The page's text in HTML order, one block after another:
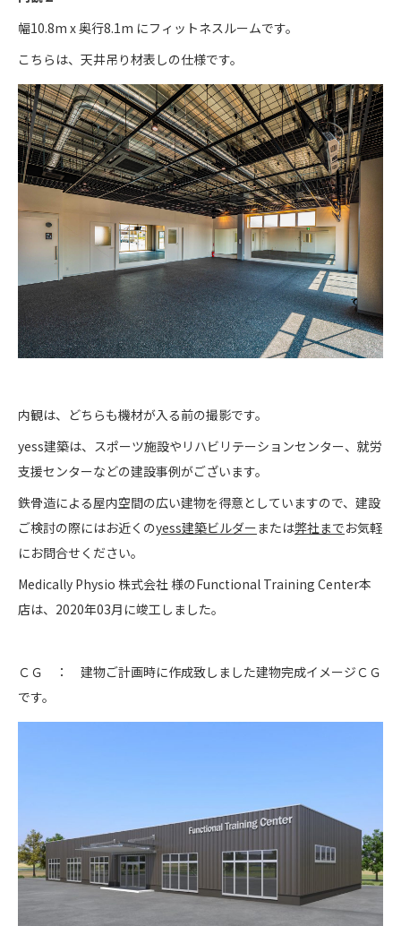
幅10.8m x 奥行8.1m にフィットネスルームです。
こちらは、天井吊り材表しの仕様です。
内観は、どちらも機材が入る前の撮影です。
yess建築は、スポーツ施設やリハビリテーションセンター、就労
支援センターなどの建設事例がございます。
鉄骨造による屋内空間の広い建物を得意としていますので、建設
ご検討の際にはお近くのyess建築ビルダーまたは弊社までお気軽
にお問合せください。
Medically Physio 株式会社 様のFunctional Training Center本
店は、2020年03月に竣工しました。
ＣＧ ： 建物ご計画時に作成致しました建物完成イメージＣＧ
です。